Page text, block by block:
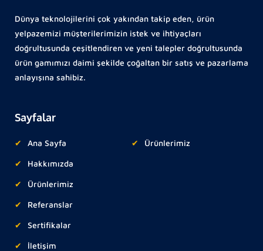
Dünya teknolojilerini çok yakından takip eden, ürün
yelpazemizi müşterilerimizin istek ve ihtiyaçları
doğrultusunda çeşitlendiren ve yeni talepler doğrultusunda
ürün gamımızı daimi şekilde çoğaltan bir satış ve pazarlama
anlayışına sahibiz.
Sayfalar
Ana Sayfa
Hakkımızda
Ürünlerimiz
Referanslar
Sertifikalar
İletişim
Ürünlerimiz